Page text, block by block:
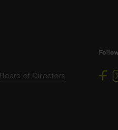
Board of Directors